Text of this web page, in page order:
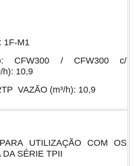
1F-M1
CFW300 / CFW300 c/
h): 10,9
VAZÃO (m³/h): 10,9
UTILIZAÇÃO COM OS
DA SÉRIE TPII